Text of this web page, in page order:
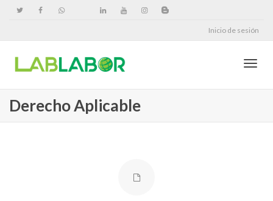
Inicio de sesión
Derecho Aplicable